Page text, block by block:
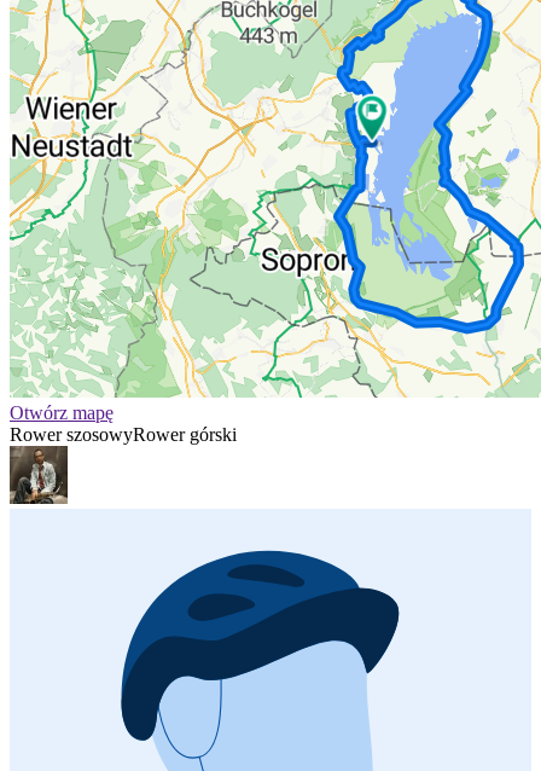
Otwórz mapę
Rower szosowyRower górski